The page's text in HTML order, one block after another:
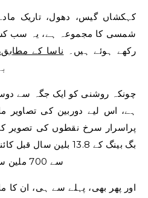
کہکشاں گیس، دھول، تاریک
شمسی کا مجموعہ ہے، یہ سب
رکھے ہوئے ہیں۔ ناسا کے
چونکہ روشنی کو ایک جگہ سے
ہے، اس لیے دوربین کی
پراسرار سرخ نقطوں کی تصویر
سے 700 ملین سال بعد ظاہر ہوئے ہوں گے۔
اور پھر بھی، پہلے سے ہی، ان